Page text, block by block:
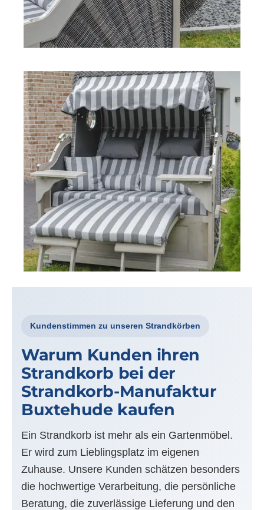
Kundenstimmen zu unseren Strandkörben
Warum Kunden ihren
Strandkorb bei der
Strandkorb-Manufaktur
Buxtehude kaufen
Ein Strandkorb ist mehr als ein Gartenmöbel.
Er wird zum Lieblingsplatz im eigenen
Zuhause. Unsere Kunden schätzen besonders
die hochwertige Verarbeitung, die persönliche
Beratung, die zuverlässige Lieferung und den